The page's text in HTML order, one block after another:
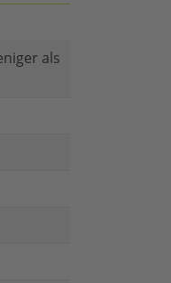
als